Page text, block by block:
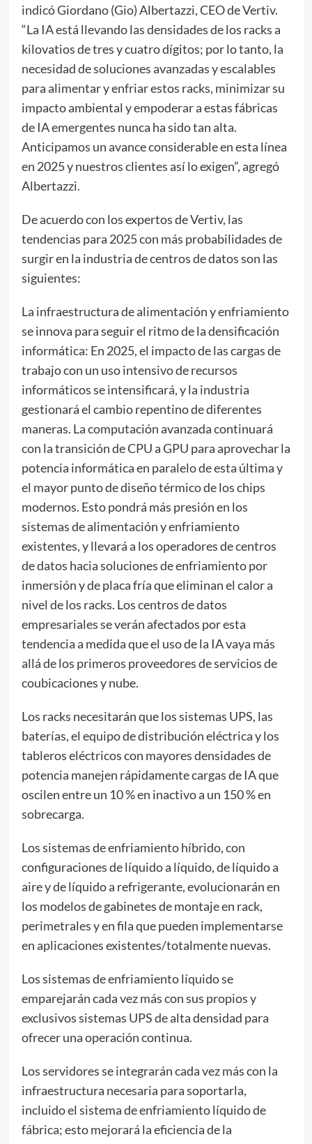
indicó Giordano (Gio) Albertazzi, CEO de Vertiv.
“La IA está llevando las densidades de los racks a
kilovatios de tres y cuatro dígitos; por lo tanto, la
necesidad de soluciones avanzadas y escalables
para alimentar y enfriar estos racks, minimizar su
impacto ambiental y empoderar a estas fábricas
de IA emergentes nunca ha sido tan alta.
Anticipamos un avance considerable en esta línea
en 2025 y nuestros clientes así lo exigen”, agregó
Albertazzi.
De acuerdo con los expertos de Vertiv, las
tendencias para 2025 con más probabilidades de
surgir en la industria de centros de datos son las
siguientes:
La infraestructura de alimentación y enfriamiento
se innova para seguir el ritmo de la densificación
informática: En 2025, el impacto de las cargas de
trabajo con un uso intensivo de recursos
informáticos se intensificará, y la industria
gestionará el cambio repentino de diferentes
maneras. La computación avanzada continuará
con la transición de CPU a GPU para aprovechar la
potencia informática en paralelo de esta última y
el mayor punto de diseño térmico de los chips
modernos. Esto pondrá más presión en los
sistemas de alimentación y enfriamiento
existentes, y llevará a los operadores de centros
de datos hacia soluciones de enfriamiento por
inmersión y de placa fría que eliminan el calor a
nivel de los racks. Los centros de datos
empresariales se verán afectados por esta
tendencia a medida que el uso de la IA vaya más
allá de los primeros proveedores de servicios de
coubicaciones y nube.
Los racks necesitarán que los sistemas UPS, las
baterías, el equipo de distribución eléctrica y los
tableros eléctricos con mayores densidades de
potencia manejen rápidamente cargas de IA que
oscilen entre un 10 % en inactivo a un 150 % en
sobrecarga.
Los sistemas de enfriamiento híbrido, con
configuraciones de líquido a líquido, de líquido a
aire y de líquido a refrigerante, evolucionarán en
los modelos de gabinetes de montaje en rack,
perimetrales y en fila que pueden implementarse
en aplicaciones existentes/totalmente nuevas.
Los sistemas de enfriamiento líquido se
emparejarán cada vez más con sus propios y
exclusivos sistemas UPS de alta densidad para
ofrecer una operación continua.
Los servidores se integrarán cada vez más con la
infraestructura necesaria para soportarla,
incluido el sistema de enfriamiento líquido de
fábrica; esto mejorará la eficiencia de la